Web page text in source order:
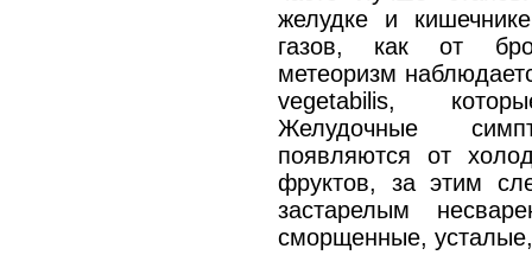
желудке и
газов, как от
метеоризм
vegetabilis,
Желудочные
появляются от
фруктов, за этим
застарелым
сморщенные,